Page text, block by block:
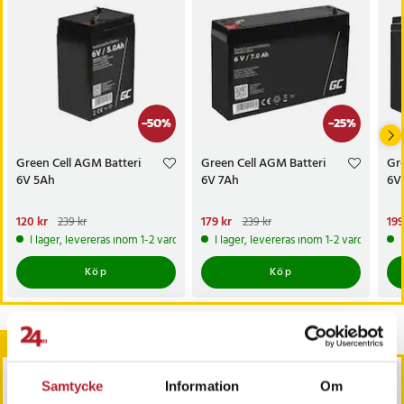
Samtycke Information Om
Storlek (längd x bredd x höjd) 135*35*61 mm
Total höjd (med kontakter) 66 mm
Artikelnummer:88401
-50%
Green Cell AGM Batteri
6V 5Ah
Nuvarande pris
120 krTidigare pris:239 kr
120 kr 239 kr
I lager, levereras inom 1-2 vardagar
Köp
-25%
Green Cell AGM Batteri
6V 7Ah
Nuvarande pris
179 krTidigare pris:239 kr
179 kr 239 kr
I lager, levereras inom 1-2 vardagar
Köp
Andra köpte också